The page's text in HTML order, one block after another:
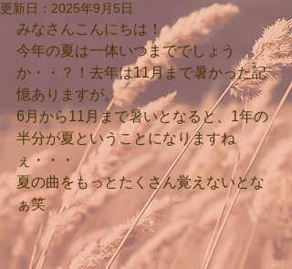
更新日： 2025年9月5日
みなさんこんにちは！
今年の夏は一体いつまででしょう
か・・？！去年は11月まで暑かった記
憶ありますが。
6月から11月まで暑いとなると、1年の
半分が夏ということになりますね
ぇ・・・
夏の曲をもっとたくさん覚えないとな
ぁ笑